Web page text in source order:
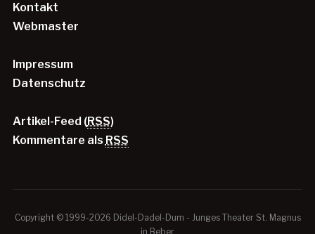
Kontakt
Webmaster
Impressum
Datenschutz
Artikel-Feed (RSS)
Kommentare als RSS
Copyright © 1999-2026 Didel-Dadel-Dum - Junges Theater St. Magnus
in Beber